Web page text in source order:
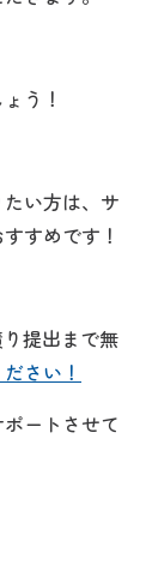
う！
い方は、サ
すめです！
提出まで無
さい！
ートさせて